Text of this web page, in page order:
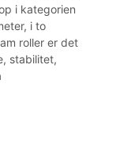
i kategorien
i to
roller er det
stabilitet,